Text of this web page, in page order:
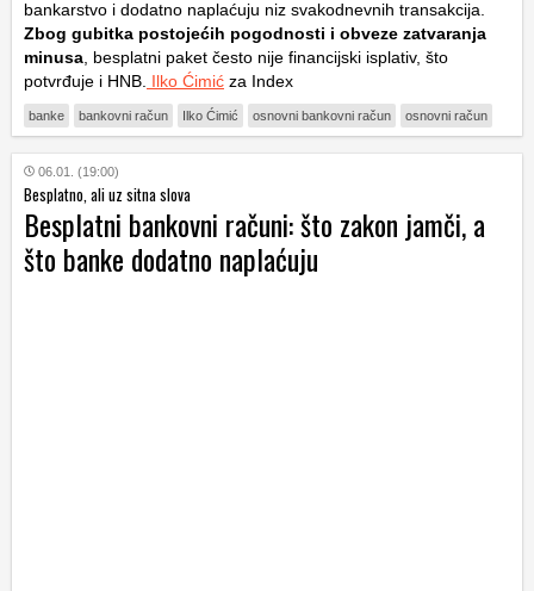
bankarstvo i dodatno naplaćuju niz svakodnevnih transakcija.
Zbog gubitka postojećih pogodnosti i obveze zatvaranja
minusa , besplatni paket često nije financijski isplativ, što
potvrđuje i HNB. Ilko Ćimić za Index
banke bankovni račun Ilko Ćimić osnovni bankovni račun osnovni račun
06.01. (19:00)
Besplatno, ali uz sitna slova
Besplatni bankovni računi: što zakon jamči, a
što banke dodatno naplaćuju